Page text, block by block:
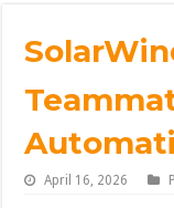
April 16, 2026